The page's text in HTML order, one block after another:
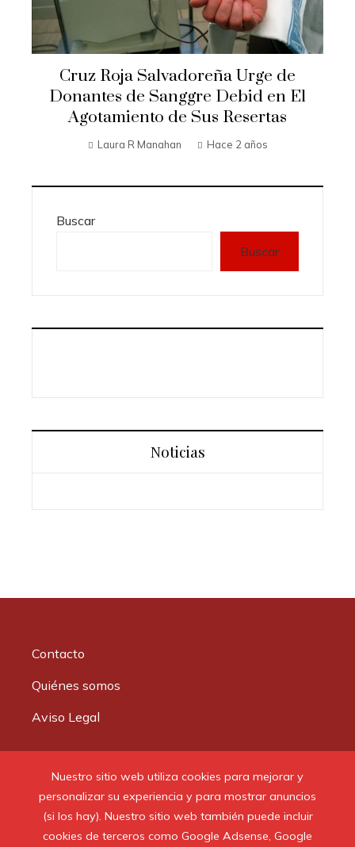
Nuestro sitio web utiliza cookies para mejorar y
personalizar su experiencia y para mostrar anuncios
(si los hay). Nuestro sitio web también puede incluir
cookies de terceros como Google Adsense, Google
Cruz Roja Salvadoreña Urge de
Donantes de Sanggre Debid en El
Agotamiento de Sus Resertas
Laura R Manahan Hace 2 años
Buscar
Buscar
Noticias
Contacto
Quiénes somos
Aviso Legal